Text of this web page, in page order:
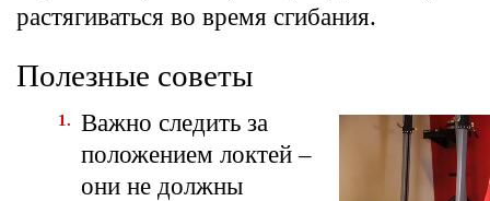
растягиваться во время сгибания.
Полезные советы
Важно следить за
положением локтей –
они не должны